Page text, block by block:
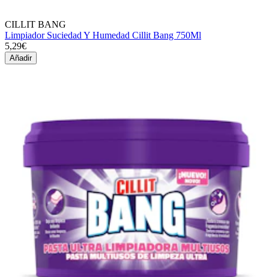
CILLIT BANG
Limpiador Suciedad Y Humedad Cillit Bang 750Ml
5,29€
Añadir